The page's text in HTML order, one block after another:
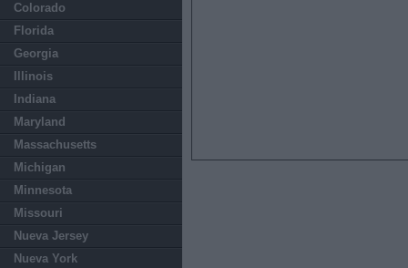
Colorado
Florida
Georgia
Illinois
Indiana
Maryland
Massachusetts
Michigan
Minnesota
Missouri
Nueva Jersey
Nueva York